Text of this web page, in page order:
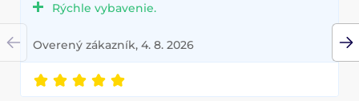
Rýchle vybavenie.
Overený zákazník, 4. 8. 2026